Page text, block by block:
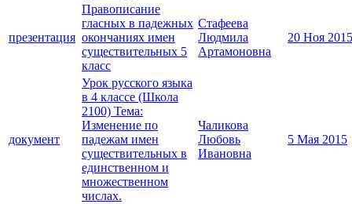
презентация
Правописание
гласных в падежных
окончаниях имен
существительных 5
класс
Стафеева
Людмила
Артамоновна
20 Ноя 2015
документ
Урок русского языка
в 4 классе (Школа
2100) Тема:
Изменение по
падежам имен
существительных в
единственном и
множественном
числах.
Чаликова
Любовь
Ивановна
5 Мая 2015